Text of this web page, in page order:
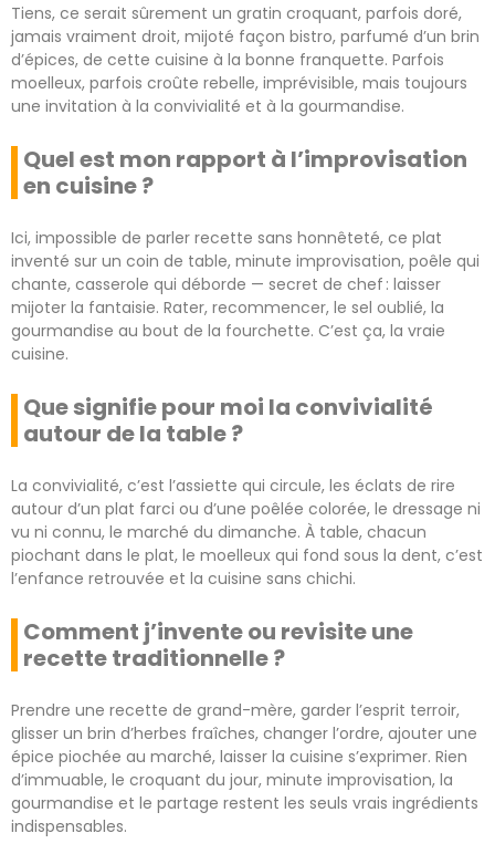
Tiens, ce serait sûrement un gratin croquant, parfois doré,
jamais vraiment droit, mijoté façon bistro, parfumé d’un brin
d’épices, de cette cuisine à la bonne franquette. Parfois
moelleux, parfois croûte rebelle, imprévisible, mais toujours
une invitation à la convivialité et à la gourmandise.
Quel est mon rapport à l’improvisation
en cuisine ?
Ici, impossible de parler recette sans honnêteté, ce plat
inventé sur un coin de table, minute improvisation, poêle qui
chante, casserole qui déborde — secret de chef : laisser
mijoter la fantaisie. Rater, recommencer, le sel oublié, la
gourmandise au bout de la fourchette. C’est ça, la vraie
cuisine.
Que signifie pour moi la convivialité
autour de la table ?
La convivialité, c’est l’assiette qui circule, les éclats de rire
autour d’un plat farci ou d’une poêlée colorée, le dressage ni
vu ni connu, le marché du dimanche. À table, chacun
piochant dans le plat, le moelleux qui fond sous la dent, c’est
l’enfance retrouvée et la cuisine sans chichi.
Comment j’invente ou revisite une
recette traditionnelle ?
Prendre une recette de grand-mère, garder l’esprit terroir,
glisser un brin d’herbes fraîches, changer l’ordre, ajouter une
épice piochée au marché, laisser la cuisine s’exprimer. Rien
d’immuable, le croquant du jour, minute improvisation, la
gourmandise et le partage restent les seuls vrais ingrédients
indispensables.